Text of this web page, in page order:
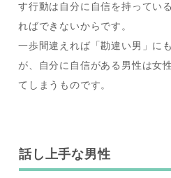
す行動は自分に自信を持ってい
ればできないからです。
一歩間違えれば「勘違い男」に
が、自分に自信がある男性は女
てしまうものです。
話し上手な男性